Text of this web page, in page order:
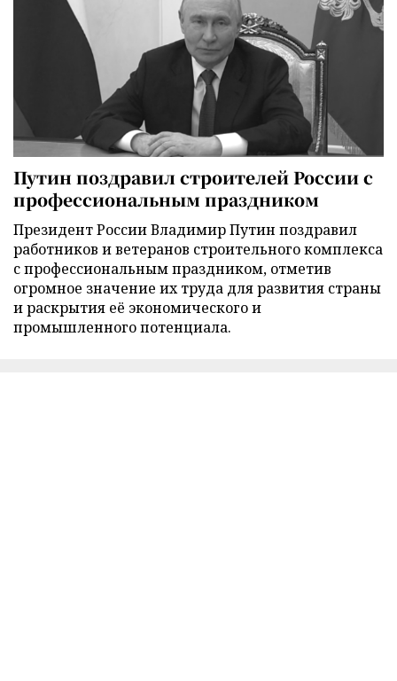
Путин поздравил строителей России с
профессиональным праздником
Президент России Владимир Путин поздравил
работников и ветеранов строительного комплекса
с профессиональным праздником, отметив
огромное значение их труда для развития страны
и раскрытия её экономического и
промышленного потенциала.